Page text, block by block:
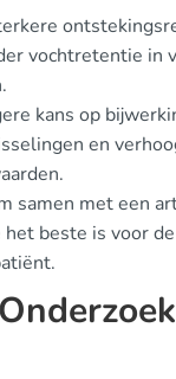
vochtretentie in
kans op
en
samen met een
beste is voor